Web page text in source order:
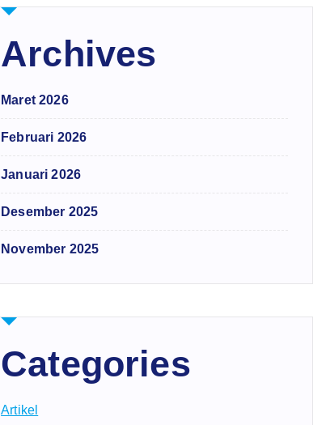
Archives
Maret 2026
Februari 2026
Januari 2026
Desember 2025
November 2025
Categories
Artikel